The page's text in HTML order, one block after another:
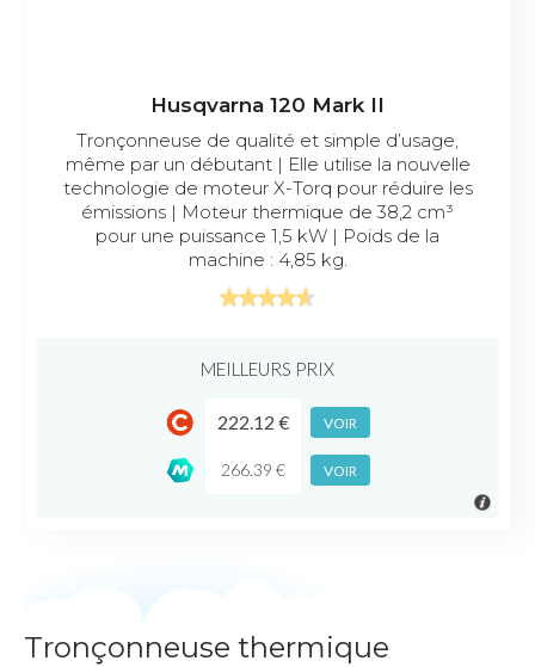
Husqvarna 120 Mark II
Tronçonneuse de qualité et simple d’usage,
même par un débutant | Elle utilise la nouvelle
technologie de moteur X-Torq pour réduire les
émissions | Moteur thermique de 38,2 cm³
pour une puissance 1,5 kW | Poids de la
machine : 4,85 kg.
MEILLEURS PRIX
222.12 € VOIR
266.39 € VOIR
Tronçonneuse thermique